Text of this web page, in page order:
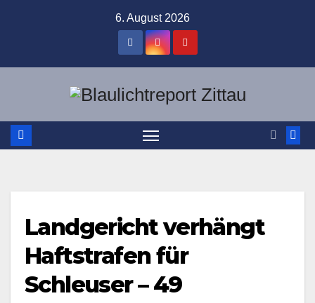
6. August 2026
Landgericht verhängt
Haftstrafen für
Schleuser – 49